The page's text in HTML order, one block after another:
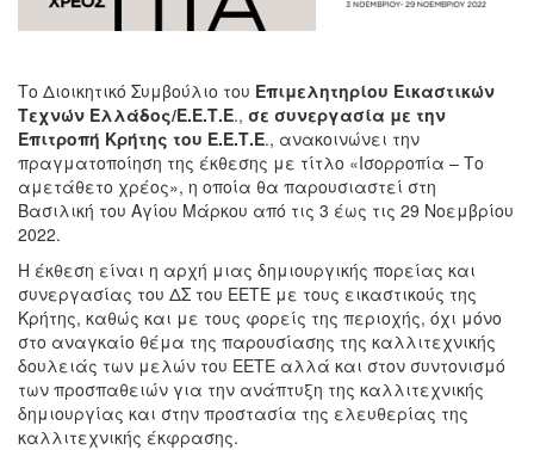
Το Διοικητικό Συμβούλιο του Επιμελητηρίου Εικαστικών
Τεχνών Ελλάδος/Ε.Ε.Τ.Ε., σε συνεργασία με την
Επιτροπή Κρήτης του Ε.Ε.Τ.Ε., ανακοινώνει την
πραγματοποίηση της έκθεσης με τίτλο «Ισορροπία – Το
αμετάθετο χρέος», η οποία θα παρουσιαστεί στη
Βασιλική του Αγίου Μάρκου από τις 3 έως τις 29 Νοεμβρίου
2022.
Η έκθεση είναι η αρχή μιας δημιουργικής πορείας και
συνεργασίας του ΔΣ του ΕΕΤΕ με τους εικαστικούς της
Κρήτης, καθώς και με τους φορείς της περιοχής, όχι μόνο
στο αναγκαίο θέμα της παρουσίασης της καλλιτεχνικής
δουλειάς των μελών του ΕΕΤΕ αλλά και στον συντονισμό
των προσπαθειών για την ανάπτυξη της καλλιτεχνικής
δημιουργίας και στην προστασία της ελευθερίας της
καλλιτεχνικής έκφρασης.